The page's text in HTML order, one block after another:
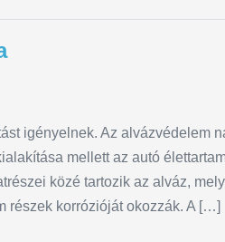
igényelnek. Az alvázvédelem
mellett az autó
közé tartozik az alváz,
részek korrózióját okozzák. A […]